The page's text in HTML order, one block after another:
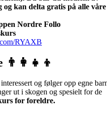
kan delta gratis på alle våre
Nordre Follo
RYAXB
og følger opp egne
ut i skogen og spesielt for de
for foreldre.